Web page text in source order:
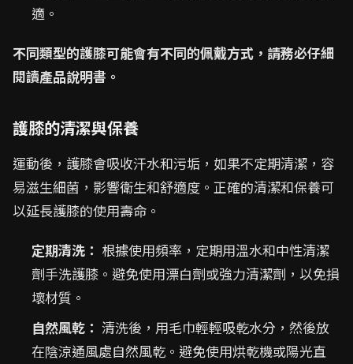
適。
不同類型的護膝可能會有不同的佩戴方式，請務必仔細
閱讀產品說明書。
護膝的清潔與保養
運動後，護膝會吸收汗水和污垢，如果不定期清潔，容
易滋生細菌，影響衛生和舒適度。正確的清潔和保養可
以延長護膝的使用壽命。
定期清洗： 根據使用頻率，定期用溫水和中性清潔
劑手洗護膝。避免使用漂白劑或強力清潔劑，以免損
壞材質。
自然風乾： 清洗後，用毛巾輕輕吸乾水分，然後放
在陰涼通風處自然風乾。避免使用烘乾機或陽光直